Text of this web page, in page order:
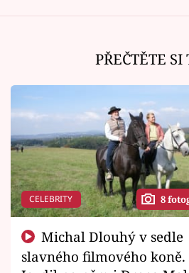
PŘEČTĚTE SI
CELEBRITY 8
slavného filmového koně.